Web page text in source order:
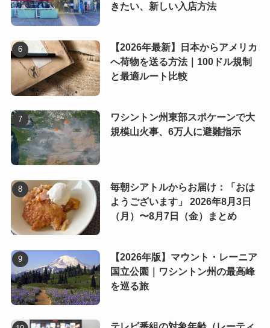
きたい、新しい入店方法
【2026年最新】日本からアメリカ
へ荷物を送る方法｜100ドル規制
と最適ルート比較
ワシントン州東部スポケーンで大
規模山火事、6万人に避難指示
毎朝シアトルからお届け：「おは
ようございます」 2026年8月3日
（月）〜8月7日（金）まとめ
【2026年版】マウント・レーニア
国立公園｜ワシントン州の最高峰
を巡る旅